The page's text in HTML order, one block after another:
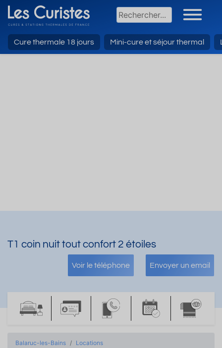
Cure thermale 18 jours Mini-cure et séjour thermal
T1 coin nuit tout confort 2 étoiles
Voir le téléphone Envoyer un email
Balaruc-les-Bains
Locations